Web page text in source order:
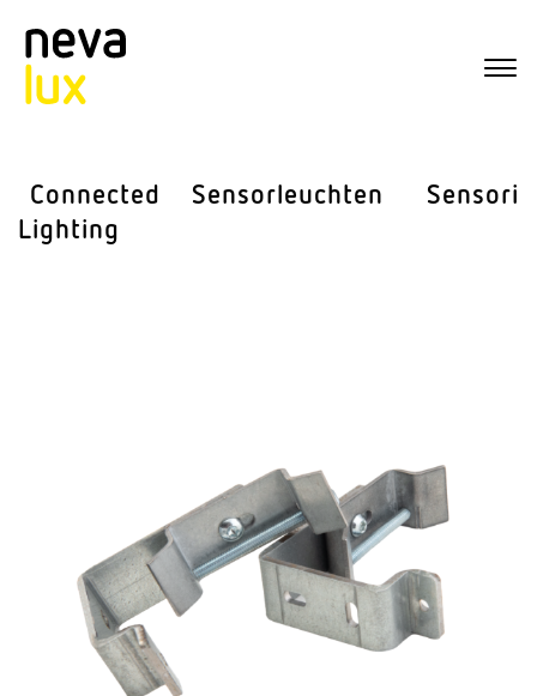
Connected
Lighting
Sensor­leuchten Sensorik